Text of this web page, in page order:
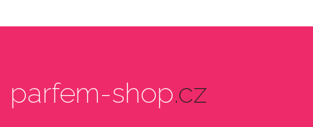
parfem-shop.cz